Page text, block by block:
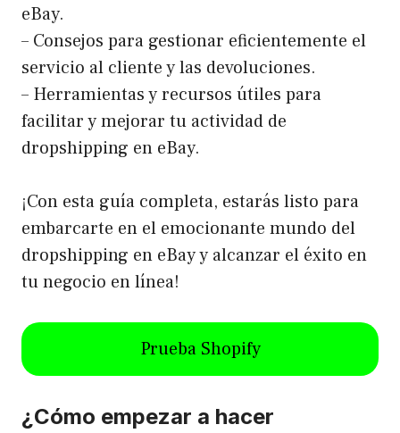
eBay.
– Consejos para gestionar eficientemente el
servicio al cliente y las devoluciones.
– Herramientas y recursos útiles para
facilitar y mejorar tu actividad de
dropshipping en eBay.
¡Con esta guía completa, estarás listo para
embarcarte en el emocionante mundo del
dropshipping en eBay y alcanzar el éxito en
tu negocio en línea!
Prueba Shopify
¿Cómo empezar a hacer